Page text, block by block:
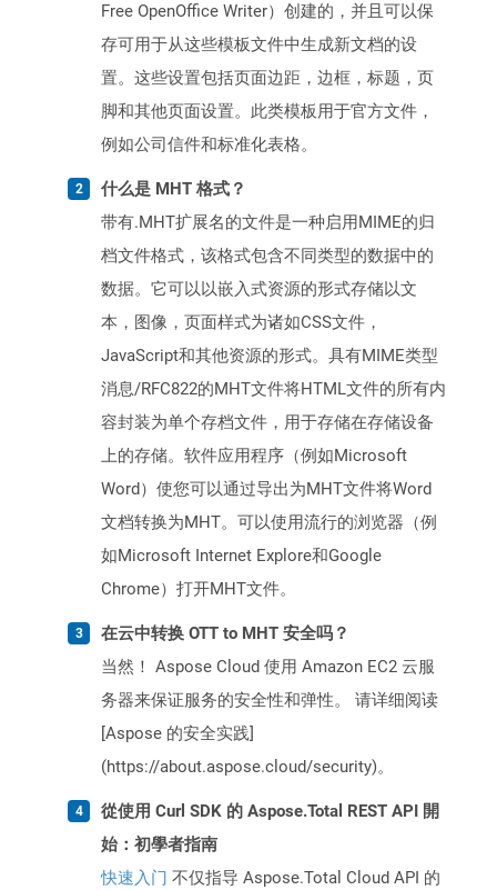
Free OpenOffice Writer）创建的，并且可以保
存可用于从这些模板文件中生成新文档的设
置。这些设置包括页面边距，边框，标题，页
脚和其他页面设置。此类模板用于官方文件，
例如公司信件和标准化表格。
什么是 MHT 格式？
带有.MHT扩展名的文件是一种启用MIME的归
档文件格式，该格式包含不同类型的数据中的
数据。它可以以嵌入式资源的形式存储以文
本，图像，页面样式为诸如CSS文件，
JavaScript和其他资源的形式。具有MIME类型
消息/RFC822的MHT文件将HTML文件的所有内
容封装为单个存档文件，用于存储在存储设备
上的存储。软件应用程序（例如Microsoft
Word）使您可以通过导出为MHT文件将Word
文档转换为MHT。可以使用流行的浏览器（例
如Microsoft Internet Explore和Google
Chrome）打开MHT文件。
在云中转换 OTT to MHT 安全吗？
当然！ Aspose Cloud 使用 Amazon EC2 云服
务器来保证服务的安全性和弹性。 请详细阅读
[Aspose 的安全实践]
(https://about.aspose.cloud/security)。
從使用 Curl SDK 的 Aspose.Total REST API 開
始：初學者指南
快速入门 不仅指导 Aspose.Total Cloud API 的